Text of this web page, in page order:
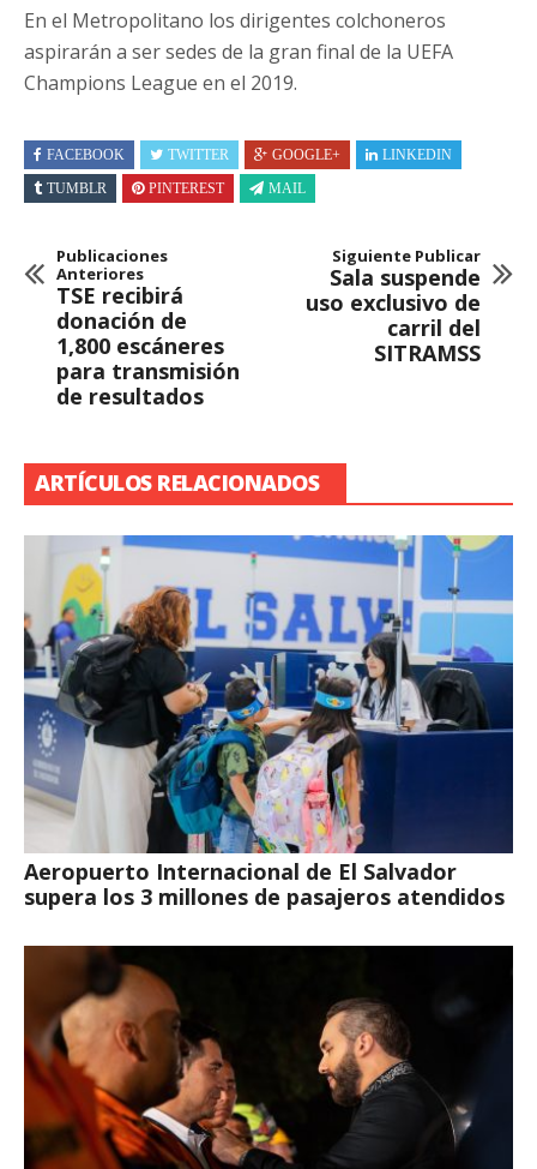
En el Metropolitano los dirigentes colchoneros
aspirarán a ser sedes de la gran final de la UEFA
Champions League en el 2019.
FACEBOOK TWITTER GOOGLE+
LINKEDIN
TUMBLR
PINTEREST MAIL
Publicaciones
Anteriores
TSE recibirá
donación de
1,800 escáneres
para transmisión
de resultados
Siguiente Publicar
Sala suspende
uso exclusivo de
carril del
SITRAMSS
ARTÍCULOS RELACIONADOS
Aeropuerto Internacional de El Salvador
supera los 3 millones de pasajeros atendidos